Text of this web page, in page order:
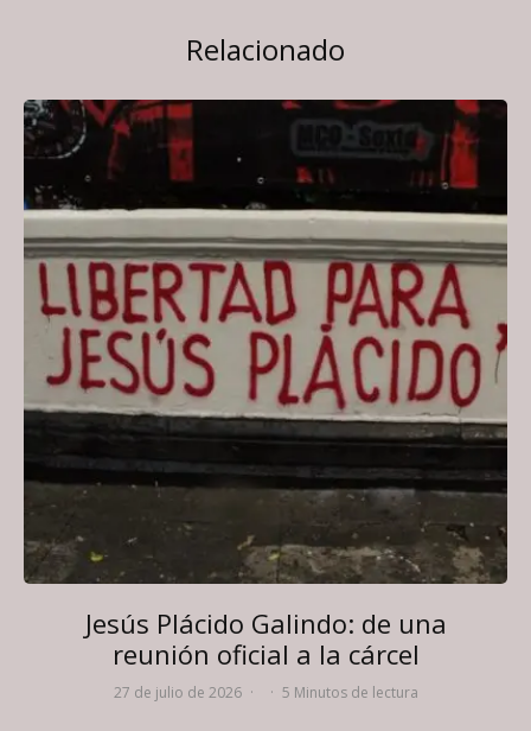
Relacionado
Jesús Plácido Galindo: de una
reunión oficial a la cárcel
27 de julio de 2026 · · 5 Minutos de lectura